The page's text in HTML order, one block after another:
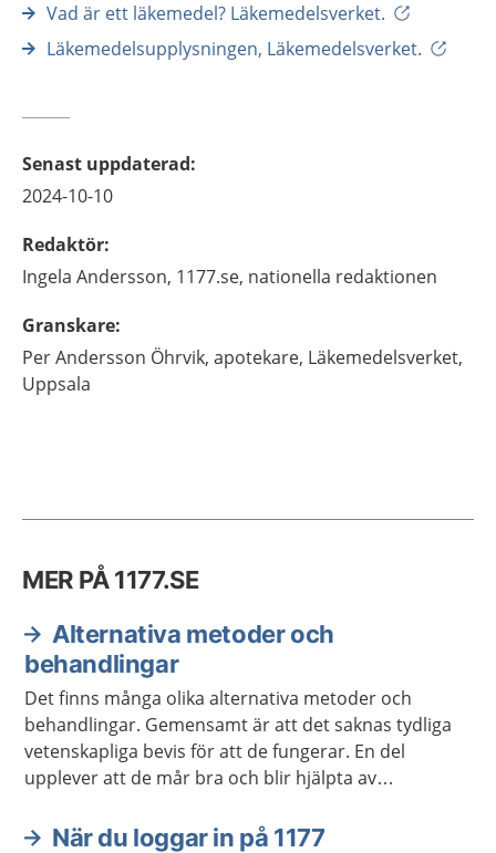
Vad är ett läkemedel? Läkemedelsverket.
Läkemedelsupplysningen, Läkemedelsverket.
Senast uppdaterad:
2024-10-10
Redaktör:
Ingela Andersson, 1177.se, nationella redaktionen
Granskare:
PerAndersson Öhrvik, apotekare, Läkemedelsverket,
Uppsala
MER PÅ 1177.SE
Alternativa metoder och
behandlingar
Det finns många olika alternativa metoder och
behandlingar. Gemensamt är att det saknas tydliga
vetenskapliga bevis för att de fungerar. En del
upplever att de mår bra och blir hjälpta av
först om du är sjuk och behöver vård.
När du loggar in på 1177